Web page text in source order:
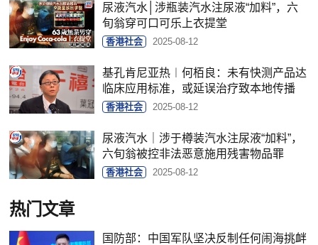
尿液汽水│涉瓶装汽水注尿液“加料”，六
旬翁穿可口可乐上衣提堂
香港社会 2025-08-12
基孔肯尼亚热︱何栢良：未有快测产品达
临床应用标准，或延误治疗致本地传播
香港社会 2025-08-12
尿液汽水｜涉于樽装汽水注尿液“加料”，
六旬翁被控非法恶意施用残害物品罪
香港社会 2025-08-12
热门文章
国防部：中国军队坚决反制任何闹海挑衅